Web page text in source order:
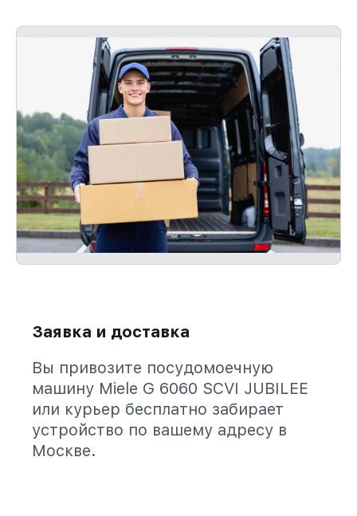
Заявка и доставка
Вы привозите посудомоечную
машину Miele G 6060 SCVI JUBILEE
или курьер бесплатно забирает
устройство по вашему адресу в
Москве.